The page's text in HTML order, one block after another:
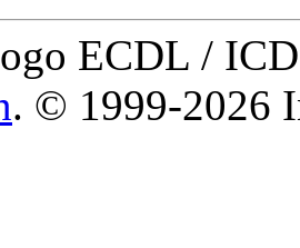
ECDL /
. © 1999-2026